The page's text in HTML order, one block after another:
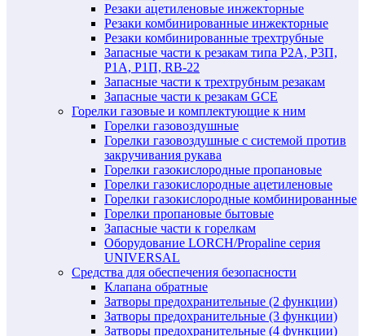
Резаки ацетиленовые инжекторные
Резаки комбинированные инжекторные
Резаки комбинированные трехтрубные
Запасные части к резакам типа Р2А, Р3П,
Р1А, Р1П, RB-22
Запасные части к трехтрубным резакам
Запасные части к резакам GCE
Горелки газовые и комплектующие к ним
Горелки газовоздушные
Горелки газовоздушные с системой против
закручивания рукава
Горелки газокислородные пропановые
Горелки газокислородные ацетиленовые
Горелки газокислородные комбинированные
Горелки пропановые бытовые
Запасные части к горелкам
Оборудование LORCH/Propaline серия
UNIVERSAL
Средства для обеспечения безопасности
Клапана обратные
Затворы предохранительные (2 функции)
Затворы предохранительные (3 функции)
Затворы предохранительные (4 функции)